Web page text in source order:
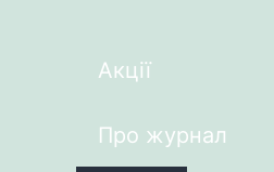
Акції
Про журнал